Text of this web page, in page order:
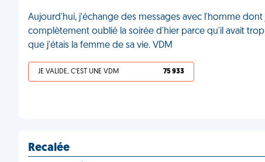
Aujourd'hui, j'échange des messages avec l'homme
complètement oublié la soirée d'hier parce qu'il avait
que j'étais la femme de sa vie. VDM
JE VALIDE, C'EST UNE VDM 75 933
Recalée